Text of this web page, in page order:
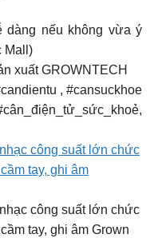
dàng nếu không vừa ý
Mall)
xuất GROWNTECH
, #cansuckhoe
công suất lớn chức
tay, ghi âm
công suất lớn chức
tay, ghi âm Grown